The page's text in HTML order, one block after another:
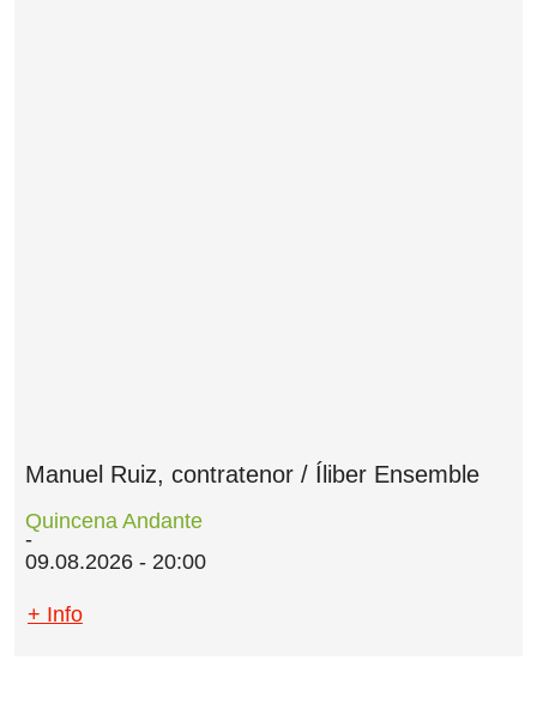
Manuel Ruiz, contratenor / Íliber Ensemble
Quincena Andante
09.08.2026 - 20:00
+ Info